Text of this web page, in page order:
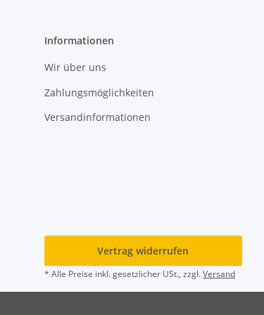
Informationen
Wir über uns
Zahlungsmöglichkeiten
Versandinformationen
Vertrag widerrufen
* Alle Preise inkl. gesetzlicher USt., zzgl.Versand